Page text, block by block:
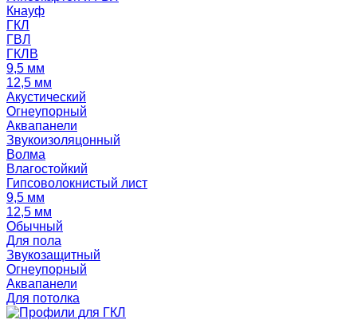
Кнауф
ГКЛ
ГВЛ
ГКЛВ
9,5 мм
12,5 мм
Акустический
Огнеупорный
Аквапанели
Звукоизоляцонный
Волма
Влагостойкий
Гипсоволокнистый лист
9,5 мм
12,5 мм
Обычный
Для пола
Звукозащитный
Огнеупорный
Аквапанели
Для потолка